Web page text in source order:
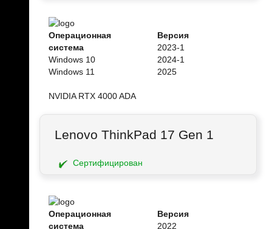
Операционная
система
Windows 10
Windows 11
Версия
2023-1
2024-1
2025
NVIDIA RTX 4000 ADA
Lenovo ThinkPad 17 Gen 1
Сертифицирован
Операционная
система
Версия
2022